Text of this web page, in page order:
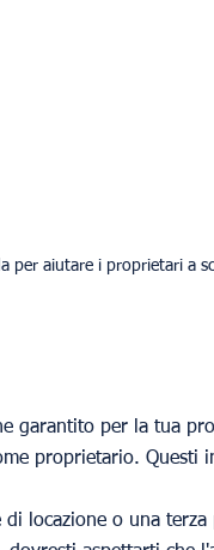
per aiutare i proprietari a
garantito per la tua
proprietario. Questi
di locazione o una